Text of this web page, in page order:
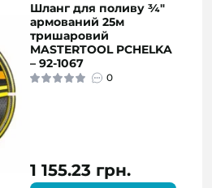
Шланг для поливу ¾"
армований 25м
тришаровий
MASTERTOOL PCHELKA
– 92-1067
0
1 155.23 грн.